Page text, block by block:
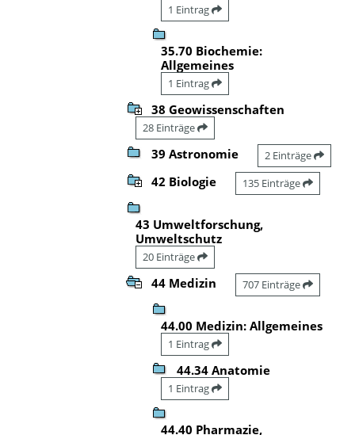
1 Eintrag
35.70 Biochemie:
Allgemeines
1 Eintrag
38 Geowissenschaften
28 Einträge
39 Astronomie 2 Einträge
42 Biologie 135 Einträge
43 Umweltforschung,
Umweltschutz
20 Einträge
44 Medizin 707 Einträge
44.00 Medizin: Allgemeines
1 Eintrag
44.34 Anatomie
1 Eintrag
44.40 Pharmazie,